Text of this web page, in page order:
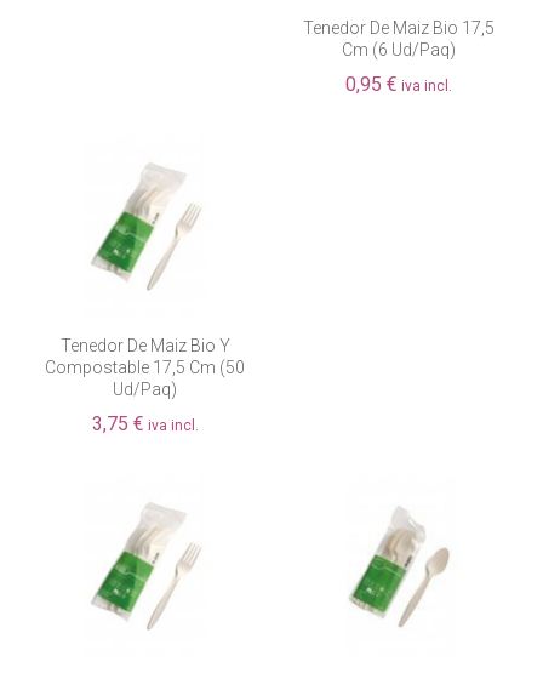
Tenedor De Maiz Bio 17,5
Cm (6 Ud/paq)
0,95 € iva incl.
Tenedor De Maiz Bio Y
Compostable 17,5 Cm (50
Ud/paq)
3,75 € iva incl.